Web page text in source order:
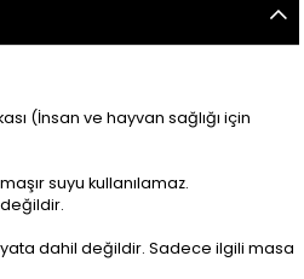
(İnsan ve hayvan sağlığı için
suyu kullanılamaz.
dahil değildir. Sadece ilgili masa